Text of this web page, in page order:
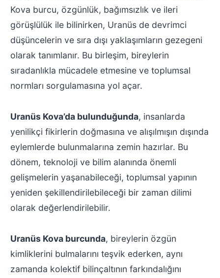
Kova burcu, özgünlük, bağımsızlık ve ileri
görüşlülük ile bilinirken, Uranüs de devrimci
düşüncelerin ve sıra dışı yaklaşımların gezegeni
olarak tanımlanır. Bu birleşim, bireylerin
sıradanlıkla mücadele etmesine ve toplumsal
normları sorgulamasına yol açar.
Uranüs Kova’da bulunduğunda, insanlarda
yenilikçi fikirlerin doğmasına ve alışılmışın dışında
eylemlerde bulunmalarına zemin hazırlar. Bu
dönem, teknoloji ve bilim alanında önemli
gelişmelerin yaşanabileceği, toplumsal yapının
yeniden şekillendirilebileceği bir zaman dilimi
olarak değerlendirilebilir.
Uranüs Kova burcunda, bireylerin özgün
kimliklerini bulmalarını teşvik ederken, aynı
zamanda kolektif bilinçaltının farkındalığını